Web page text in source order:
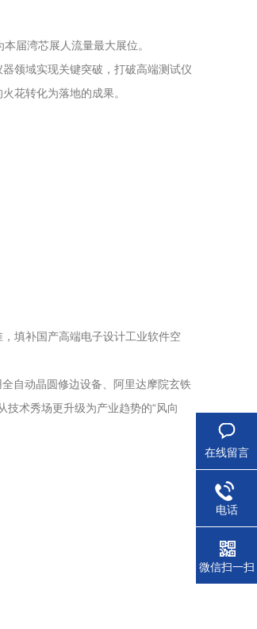
届湾芯展人流量最大展位。
领域实现关键突破，打破高端测试仪
花转化为落地的成果。
填补国产高端电子设计工业软件空
自动晶圆修边设备、阿里达摩院玄铁
术秀场更升级为产业趋势的“风向
在线留言
电话
微信扫一扫